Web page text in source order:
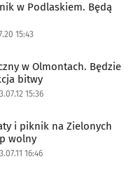
w Podlaskiem. Będą
15:43
w Olmontach. Będzie
bitwy
15:36
i piknik na Zielonych
wolny
16:46